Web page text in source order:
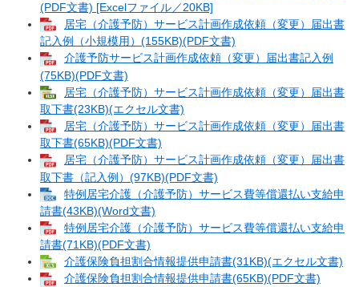
(PDF文書) [Excelファイル／20KB]
居宅（介護予防）サービス計画作成依頼（変更）届出書
記入例（小規模用）(155KB)(PDF文書)
介護予防サービス計画作成依頼（変更）届出書記入例
(75KB)(PDF文書)
居宅（介護予防）サービス計画作成依頼（変更）届出書
取下書(23KB)(エクセル文書)
居宅（介護予防）サービス計画作成依頼（変更）届出書
取下書(65KB)(PDF文書)
居宅（介護予防）サービス計画作成依頼（変更）届出書
取下書（記入例）(97KB)(PDF文書)
特例居宅介護（介護予防）サービス費等償還払い支給申
請書(43KB)(Word文書)
特例居宅介護（介護予防）サービス費等償還払い支給申
請書(71KB)(PDF文書)
介護保険負担割合情報提供申請書(31KB)(エクセル文書)
介護保険負担割合情報提供申請書(65KB)(PDF文書)